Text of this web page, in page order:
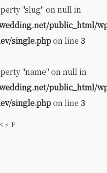
"slug" on null in
public_html/
single.phpon line 3
"name" on null in
public_html/
single.phpon line 3
ッド